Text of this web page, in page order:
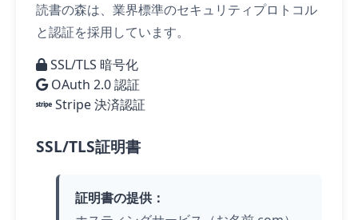
読書の森は、業界標準のセキュリティプロトコル
と認証を採用しています。
SSL/TLS 暗号化
OAuth 2.0 認証
Stripe 決済認証
SSL/TLS証明書
証明書の提供：